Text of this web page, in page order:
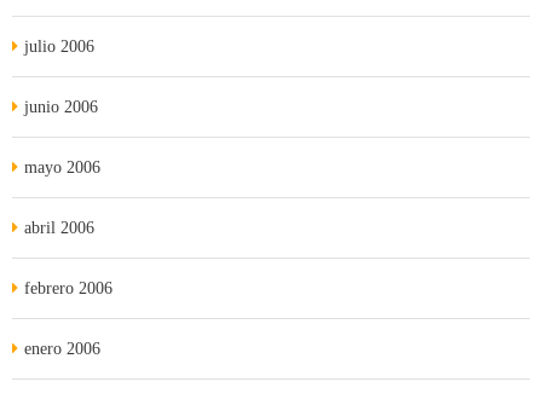
julio 2006
junio 2006
mayo 2006
abril 2006
febrero 2006
enero 2006